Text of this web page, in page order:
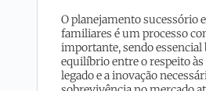
O planejamento sucessório
familiares é um processo
importante, sendo essencial
equilíbrio entre o respeito às
legado e a inovação